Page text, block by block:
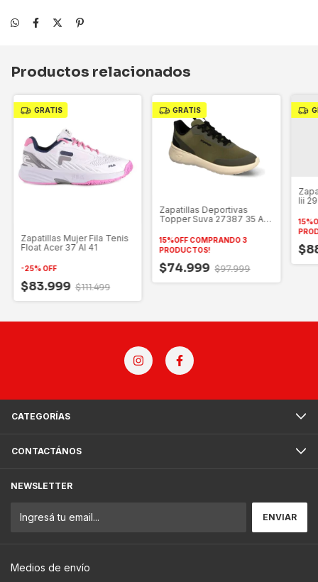
Productos relacionados
GRATIS
Zapatillas Mujer Fila Tenis
Float Acer 37 Al 41
-25%OFF
$83.999 $111.499
GRATIS
Zapatillas Deportivas
Topper Suva 27387 35 Al
15%OFF COMPRANDO 3
PRODUCTOS!
$74.999 $97.999
Iii
CATEGORÍAS
CONTACTÁNOS
NEWSLETTER
Medios de envío